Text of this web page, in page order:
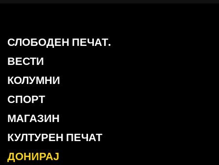
СЛОБОДЕН ПЕЧАТ.
ВЕСТИ
КОЛУМНИ
СПОРТ
МАГАЗИН
КУЛТУРЕН ПЕЧАТ
ДОНИРАЈ